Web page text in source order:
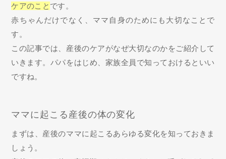
ケアのこと です。
赤ちゃんだけでなく、ママ自身のためにも大切なことで
す。
この記事では、産後のケアがなぜ大切なのかをご紹介して
いきます。パパをはじめ、家族全員で知っておけるといい
ですね。
ママに起こる産後の体の変化
まずは、産後のママに起こるあらゆる変化を知っておきま
しょう。